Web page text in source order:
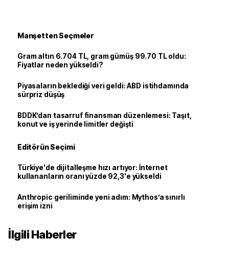
Manşetten Seçmeler
Gram altın 6.704 TL, gram gümüş 99.70 TL oldu:
Fiyatlar neden yükseldi?
Piyasaların beklediği veri geldi: ABD istihdamında
sürpriz düşüş
BDDK’dan tasarruf finansman düzenlemesi: Taşıt,
konut ve iş yerinde limitler değişti
Editörün Seçimi
Türkiye'de dijitalleşme hızı artıyor: İnternet
kullananların oranı yüzde 92,3'e yükseldi
Anthropic geriliminde yeni adım: Mythos’a sınırlı
erişim izni
İlgili Haberler